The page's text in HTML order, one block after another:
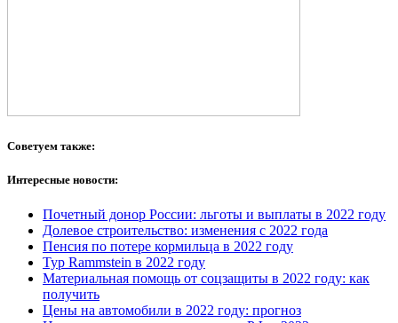
Советуем также:
Интересные новости:
Почетный донор России: льготы и выплаты в 2022 году
Долевое строительство: изменения с 2022 года
Пенсия по потере кормильца в 2022 году
Тур Rammstein в 2022 году
Материальная помощь от соцзащиты в 2022 году: как
получить
Цены на автомобили в 2022 году: прогноз